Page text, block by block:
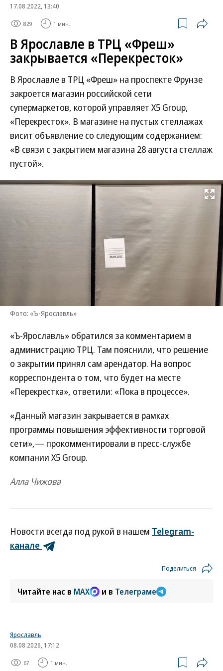
17.08.2022, 13:40
829 1 мин.
В Ярославле в ТРЦ «Фреш»
закрывается «Перекресток»
В Ярославле в ТРЦ «Фреш» на проспекте Фрунзе
закроется магазин российской сети
супермаркетов, которой управляет Х5 Group,
«Перекресток». В магазине на пустых стеллажах
висит объявление со следующим содержанием:
«В связи с закрытием магазина 28 августа стеллаж
пустой».
Развернуть
Фото: «Ъ-Ярославль»
«Ъ-Ярославль» обратился за комментарием в
администрацию ТРЦ. Там пояснили, что решение
о закрытии принял сам арендатор. На вопрос
корреспондента о том, что будет на месте
«Перекрестка», ответили: «Пока в процессе».
«Данный магазин закрывается в рамках
программы повышения эффективности торговой
сети»,— прокомментировали в пресс-службе
компании Х5 Group.
Алла Чижова
Новости всегда под рукой в нашем Telegram-
канале
Поделиться
Читайте нас в MAX и в Телеграме
Ярославль
08.08.2026, 17:12
67 1 мин.